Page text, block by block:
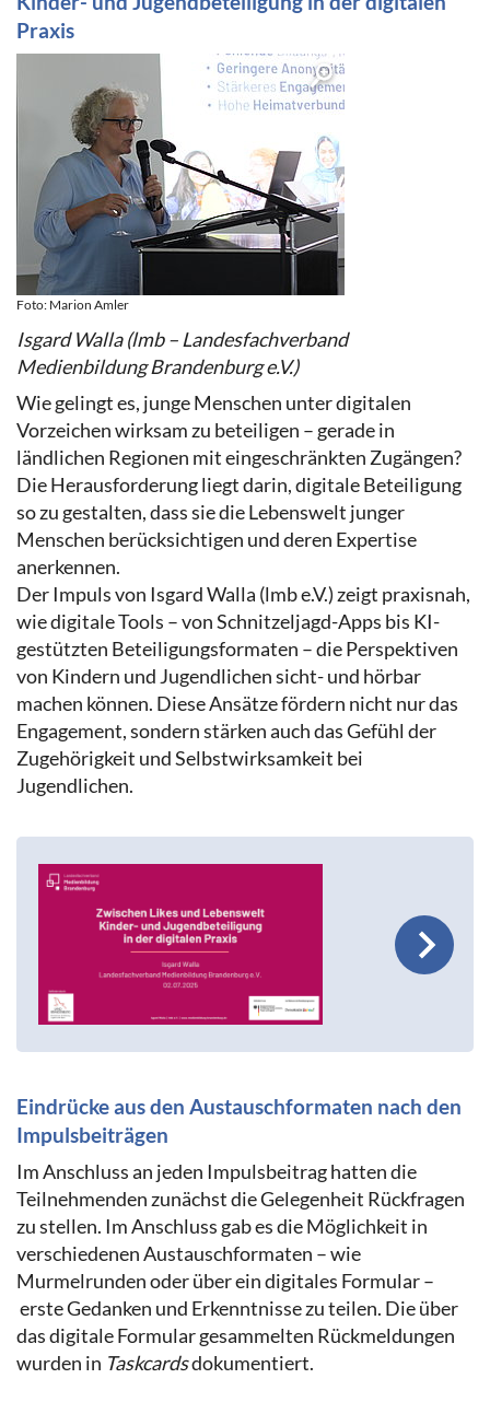
Praxis
Foto: Marion Amler
Isgard Walla (lmb – Landesfachverband
Medienbildung Brandenburg e.V.)
Wie gelingt es, junge Menschen unter digitalen
Vorzeichen wirksam zu beteiligen – gerade in
ländlichen Regionen mit eingeschränkten Zugängen?
Die Herausforderung liegt darin, digitale Beteiligung
so zu gestalten, dass sie die Lebenswelt junger
Menschen berücksichtigen und deren Expertise
anerkennen.
Der Impuls von Isgard Walla (lmb e.V.) zeigt praxisnah,
wie digitale Tools – von Schnitzeljagd-Apps bis KI-
gestützten Beteiligungsformaten – die Perspektiven
von Kindern und Jugendlichen sicht- und hörbar
machen können. Diese Ansätze fördern nicht nur das
Engagement, sondern stärken auch das Gefühl der
Zugehörigkeit und Selbstwirksamkeit bei
Jugendlichen.
Eindrücke aus den Austauschformaten nach den
Impulsbeiträgen
Im Anschluss an jeden Impulsbeitrag hatten die
Teilnehmenden zunächst die Gelegenheit Rückfragen
zu stellen. Im Anschluss gab es die Möglichkeit in
verschiedenen Austauschformaten – wie
Murmelrunden oder über ein digitales Formular –
erste Gedanken und Erkenntnisse zu teilen. Die über
das digitale Formular gesammelten Rückmeldungen
wurden in Taskcardsdokumentiert.